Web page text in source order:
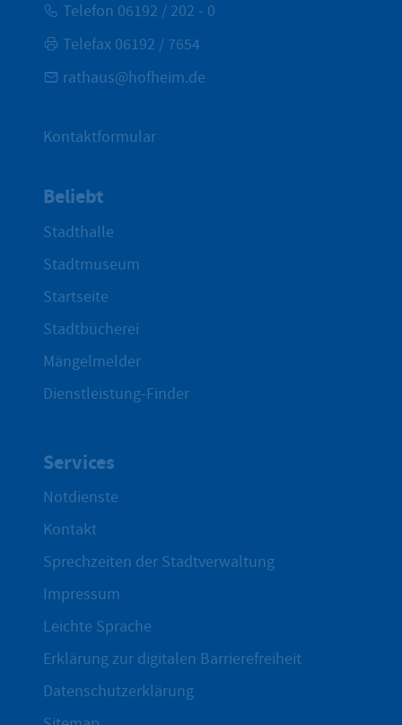
Telefon 06192 / 202 - 0
Telefax 06192 / 7654
rathaus@hofheim.de
Kontaktformular
Beliebt
Stadthalle
Stadtmuseum
Startseite
Stadtbücherei
Mängelmelder
Dienstleistung-Finder
Services
Notdienste
Kontakt
Sprechzeiten der Stadtverwaltung
Impressum
Leichte Sprache
Erklärung zur digitalen Barrierefreiheit
Datenschutzerklärung